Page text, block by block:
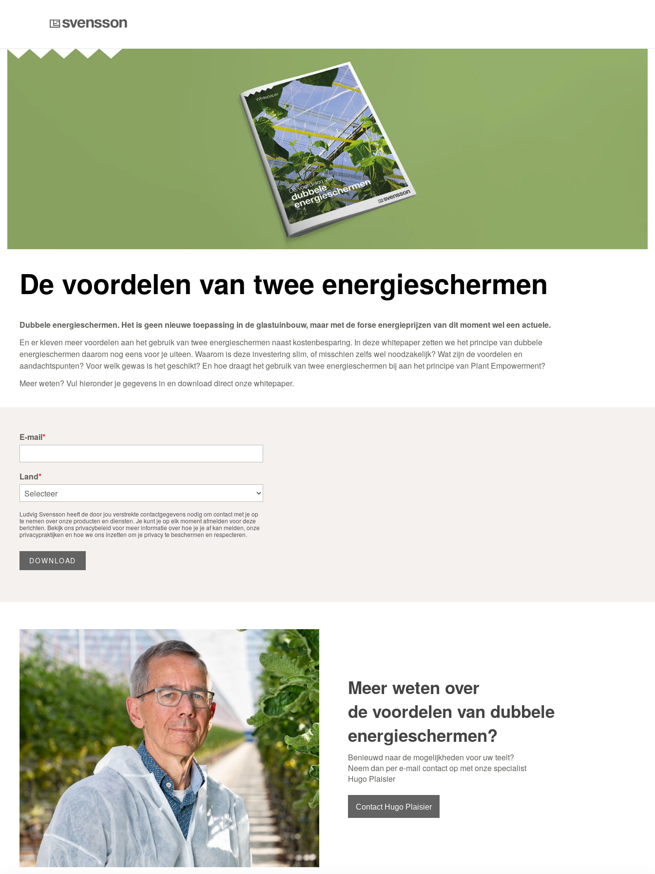
De voordelen van twee energieschermen
Dubbele energieschermen. Het is geen nieuwe toepassing in de glastuinbouw, maar met de forse energieprijzen van dit moment wel een actuele.
En er kleven meer voordelen aan het gebruik van twee energieschermen naast kostenbesparing. In deze whitepaper zetten we het principe van dubbele
energieschermen daarom nog eens voor je uiteen. Waarom is deze investering slim, of misschien zelfs wel noodzakelijk? Wat zijn de voordelen en
aandachtspunten? Voor welk gewas is het geschikt? En hoe draagt het gebruik van twee energieschermen bij aan het principe van Plant Empowerment?
Meer weten? Vul hieronder je gegevens in en download direct onze whitepaper.
E-mail*
Land*
Ludvig Svensson heeft de door jou verstrekte contactgegevens nodig om contact met je op
te nemen over onze producten en diensten. Je kunt je op elk moment afmelden voor deze
berichten. Bekijk ons privacybeleid voor meer informatie over hoe je je af kan melden, onze
privacypraktijken en hoe we ons inzetten om je privacy te beschermen en respecteren.
Meer weten over
de voordelen van dubbele
energieschermen?
Benieuwd naar de mogelijkheden voor uw teelt?
Neem dan per e-mail contact op met onze specialist
Hugo Plaisier
Contact Hugo Plaisier